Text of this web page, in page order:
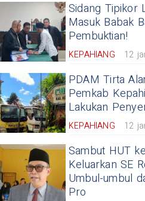
Sidang Tipikor
Masuk Babak
Pembuktian!
KEPAHIANG 12
PDAM Tirta
Pemkab
Lakukan
KEPAHIANG 12
Sambut HUT
Keluarkan SE
Umbul-umbul
Pro